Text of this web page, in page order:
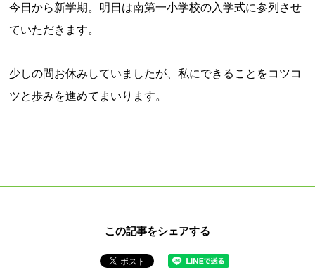
今日から新学期。明日は南第一小学校の入学式に参列させ
ていただきます。
少しの間お休みしていましたが、私にできることをコツコ
ツと歩みを進めてまいります。
この記事をシェアする